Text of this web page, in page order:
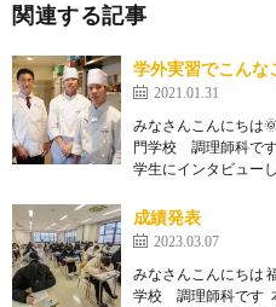
関連する記事
学外実習でこんな
2021.01.31
みなさんこんにちは
門学校 調理師科で
学生にインタビュー
成績発表
2023.03.07
みなさんこんにちは
学校 調理師科です